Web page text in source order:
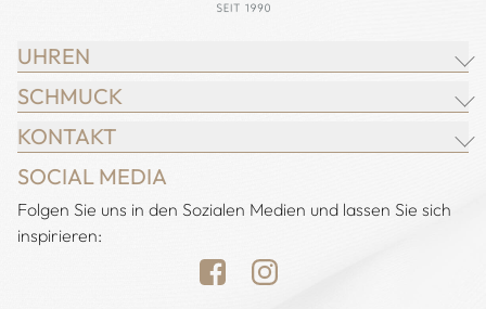
UHREN
BREITLING
CHOPARD
IWC SCHAFFHAUSEN
JACOB & CO.
LONGINES
SCHMUCK
JUWELIER CABOCHON
CHOPARD
DEMEGLIO
KONTAKT
Adresse:
Juwelier Cabochon
Alstertal EKZ, Heegbarg 31
SOCIAL MEDIA
Folgen Sie uns in den Sozialen Medien und lassen Sie sich
inspirieren: